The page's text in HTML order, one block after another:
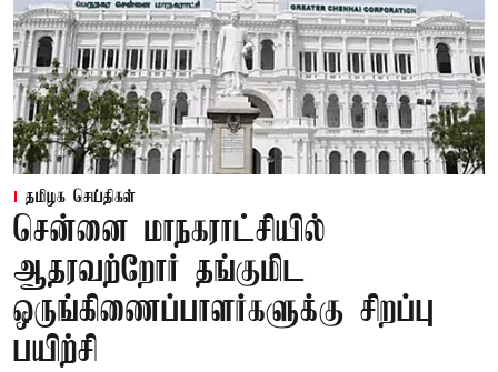
தமிழக செய்திகள்
சென்னை மாநகராட்சியில்
ஆதரவற்றோர் தங்குமிட
ஒருங்கிணைப்பாளர்களுக்கு சிறப்பு
பயிற்சி